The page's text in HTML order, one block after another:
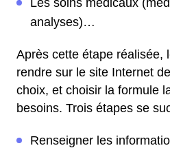
Les soins médicaux
analyses)…
Après cette étape réalisée,
rendre sur le site Internet
choix, et choisir la formule
besoins. Trois étapes se
Renseigner les